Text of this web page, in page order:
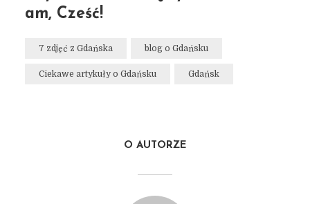
am, Cześć!
7 zdjęć z Gdańska blog o Gdańsku
Ciekawe artykuły o Gdańsku Gdańsk
O AUTORZE